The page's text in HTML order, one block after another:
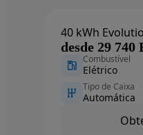
40 kWh
desde 29 740
Combustível
Elétrico
Tipo de Caixa
Automática